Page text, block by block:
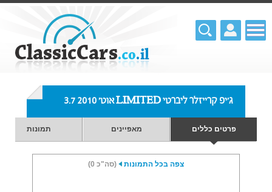
ג'יפ קרייזלר ליברטי LIMITED אוט' 3.7 2010
פרטים כללים מאפיינים תמונות
צפה בכל התמונות (סה"כ 0)